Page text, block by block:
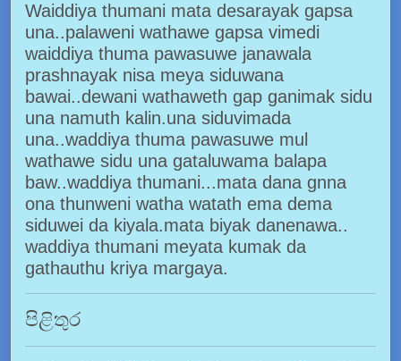
Waiddiya thumani mata desarayak gapsa
una..palaweni wathawe gapsa vimedi
waiddiya thuma pawasuwe janawala
prashnayak nisa meya siduwana
bawai..dewani wathaweth gap ganimak sidu
una namuth kalin.una siduvimada
una..waddiya thuma pawasuwe mul
wathawe sidu una gataluwama balapa
baw..waddiya thumani...mata dana gnna
ona thunweni watha watath ema dema
siduwei da kiyala.mata biyak danenawa..
waddiya thumani meyata kumak da
gathauthu kriya margaya.
පිළිතුර